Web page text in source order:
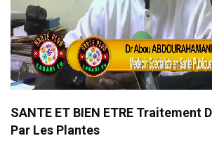
SANTE ET BIEN ETRE Traitement
Par Les Plantes